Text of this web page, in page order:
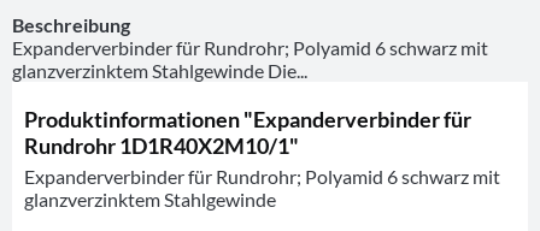
Beschreibung
Expanderverbinder für Rundrohr; Polyamid 6 schwarz mit
glanzverzinktem Stahlgewinde Die...
Produktinformationen "Expanderverbinder für
Rundrohr 1D1R40X2M10/1"
Expanderverbinder für Rundrohr; Polyamid 6 schwarz mit
glanzverzinktem Stahlgewinde